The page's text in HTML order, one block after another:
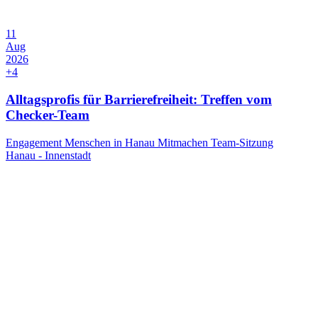
11
Aug
2026
+4
Alltagsprofis für Barrierefreiheit: Treffen vom
Checker-Team
Engagement Menschen in Hanau Mitmachen Team-Sitzung
Hanau - Innenstadt